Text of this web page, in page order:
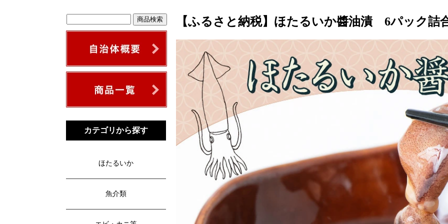
カテゴリから探す
ほたるいか
魚介類
【ふるさと納税】ほたるいか醬油漬 6パック詰